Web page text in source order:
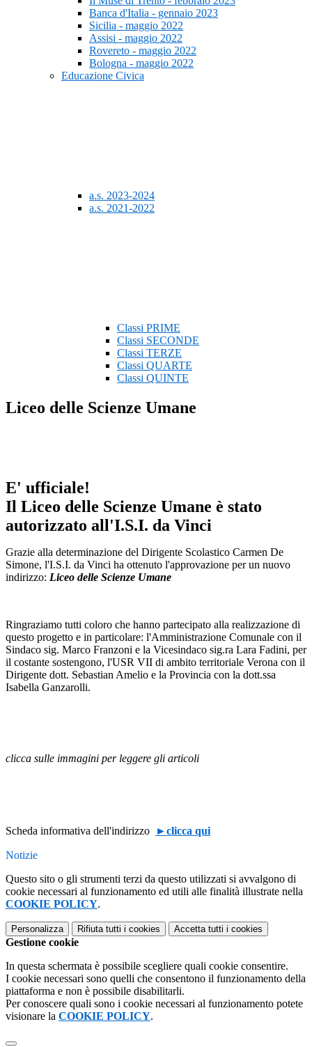
Banca d'Italia - gennaio 2023
Sicilia - maggio 2022
Assisi - maggio 2022
Rovereto - maggio 2022
Bologna - maggio 2022
Educazione Civica
a.s. 2023-2024
a.s. 2021-2022
Classi PRIME
Classi SECONDE
Classi TERZE
Classi QUARTE
Classi QUINTE
Liceo delle Scienze Umane
E' ufficiale!
Il Liceo delle Scienze Umane è stato
autorizzato all'I.S.I. da Vinci
Grazie alla determinazione del Dirigente Scolastico Carmen De
Simone, l'I.S.I. da Vinci ha ottenuto l'approvazione per un nuovo
indirizzo: Liceo delle Scienze Umane
Ringraziamo tutti coloro che hanno partecipato alla realizzazione di
questo progetto e in particolare: l'Amministrazione Comunale con il
Sindaco sig. Marco Franzoni e la Vicesindaco sig.ra Lara Fadini, per
il costante sostengono, l'USR VII di ambito territoriale Verona con il
Dirigente dott. Sebastian Amelio e la Provincia con la dott.ssa
Isabella Ganzarolli.
clicca sulle immagini per leggere gli articoli
Scheda informativa dell'indirizzo ►clicca qui
Notizie
Questo sito o gli strumenti terzi da questo utilizzati si avvalgono di
cookie necessari al funzionamento ed utili alle finalità illustrate nella
COOKIE POLICY.
Personalizza Rifiuta tutti i cookies Accetta tutti i cookies
Gestione cookie
In questa schermata è possibile scegliere quali cookie consentire.
I cookie necessari sono quelli che consentono il funzionamento della
piattaforma e non è possibile disabilitarli.
Per conoscere quali sono i cookie necessari al funzionamento potete
visionare la COOKIE POLICY.